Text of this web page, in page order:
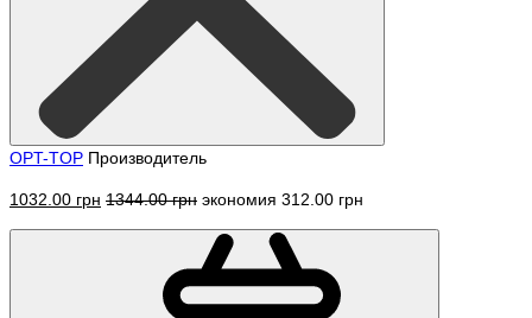
OPT-TOP Производитель
1032.00 грн 1344.00 грн экономия 312.00 грн